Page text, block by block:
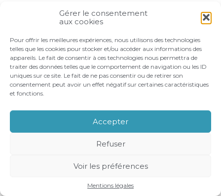
Gérer le consentement
aux cookies
Pour offrir les meilleures expériences, nous utilisons des technologies
telles que les cookies pour stocker et/ou accéder aux informations des
appareils. Le fait de consentir à ces technologies nous permettra de
traiter des données telles que le comportement de navigation ou les ID
uniques sur ce site. Le fait de ne pas consentir ou de retirer son
consentement peut avoir un effet négatif sur certaines caractéristiques
et fonctions.
Accepter
Refuser
Voir les préférences
Mentions légales